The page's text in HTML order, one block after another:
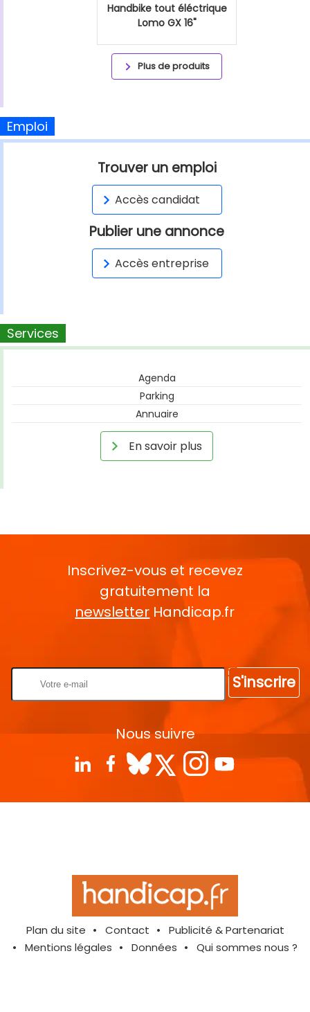
Handbike tout éléctrique
Lomo GX 16"
Plus de produits
Emploi
Trouver un emploi
Accès candidat
Publier une annonce
Accès entreprise
Services
Agenda
Parking
Annuaire
En savoir plus
Inscrivez-vous et recevez
gratuitement la
newsletter Handicap.fr
S'inscrire
Nous suivre
Plan du site Contact
Publicité & Partenariat
Mentions légales
Données Qui sommes nous ?